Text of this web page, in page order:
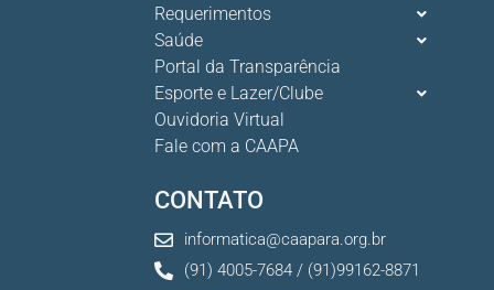
Requerimentos
Saúde
Portal da Transparência
Esporte e Lazer/Clube
Ouvidoria Virtual
Fale com a CAAPA
CONTATO
informatica@caapara.org.br
(91) 4005-7684 / (91)99162-8871